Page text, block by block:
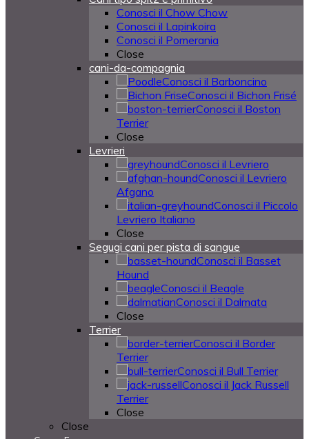
Conosci il Chow Chow
Conosci il Lapinkoira
Conosci il Pomerania
Close
cani-da-compagnia
Conosci il Barboncino
Conosci il Bichon Frisé
Conosci il Boston
Terrier
Close
Levrieri
Conosci il Levriero
Conosci il Levriero
Afgano
Conosci il Piccolo
Levriero Italiano
Close
Segugi cani per pista di sangue
Conosci il Basset
Hound
Conosci il Beagle
Conosci il Dalmata
Close
Terrier
Conosci il Border
Terrier
Conosci il Bull Terrier
Conosci il Jack Russell
Terrier
Close
Close